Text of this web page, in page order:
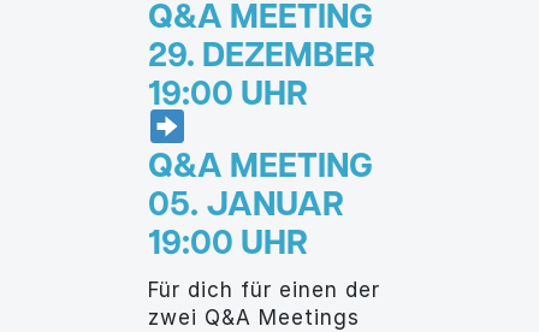
Q&A MEETING
29. DEZEMBER
19:00 UHR
Q&A MEETING
05. JANUAR
19:00 UHR
Für dich für einen der
zwei Q&A Meetings